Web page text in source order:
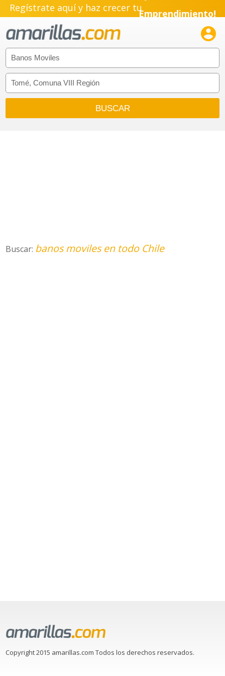
Regístrate aquí y haz crecer tuEmprendimiento!

Buscar: banos moviles en todo Chile
Copyright 2015 amarillas.com Todos los derechos reservados.